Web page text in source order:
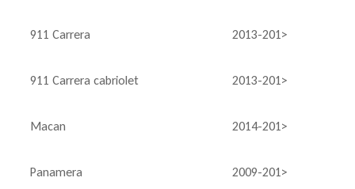
911 Carrera 2013-201>
911 Carrera cabriolet 2013-201>
Macan 2014-201>
Panamera 2009-201>